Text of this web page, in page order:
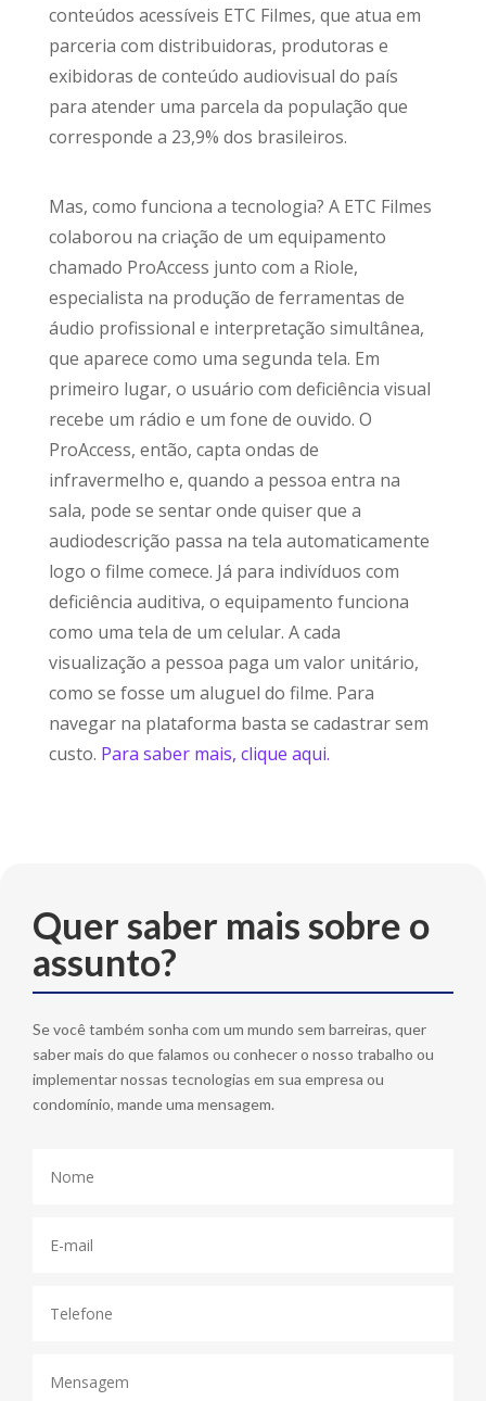
conteúdos acessíveis ETC Filmes, que atua em
parceria com distribuidoras, produtoras e
exibidoras de conteúdo audiovisual do país
para atender uma parcela da população que
corresponde a 23,9% dos brasileiros.
Mas, como funciona a tecnologia? A ETC Filmes
colaborou na criação de um equipamento
chamado ProAccess junto com a Riole,
especialista na produção de ferramentas de
áudio profissional e interpretação simultânea,
que aparece como uma segunda tela. Em
primeiro lugar, o usuário com deficiência visual
recebe um rádio e um fone de ouvido. O
ProAccess, então, capta ondas de
infravermelho e, quando a pessoa entra na
sala, pode se sentar onde quiser que a
audiodescrição passa na tela automaticamente
logo o filme comece. Já para indivíduos com
deficiência auditiva, o equipamento funciona
como uma tela de um celular. A cada
visualização a pessoa paga um valor unitário,
como se fosse um aluguel do filme. Para
navegar na plataforma basta se cadastrar sem
custo. Para saber mais, clique aqui.
Quer saber mais sobre o
assunto?
Se você também sonha com um mundo sem barreiras, quer
saber mais do que falamos ou conhecer o nosso trabalho ou
implementar nossas tecnologias em sua empresa ou
condomínio, mande uma mensagem.